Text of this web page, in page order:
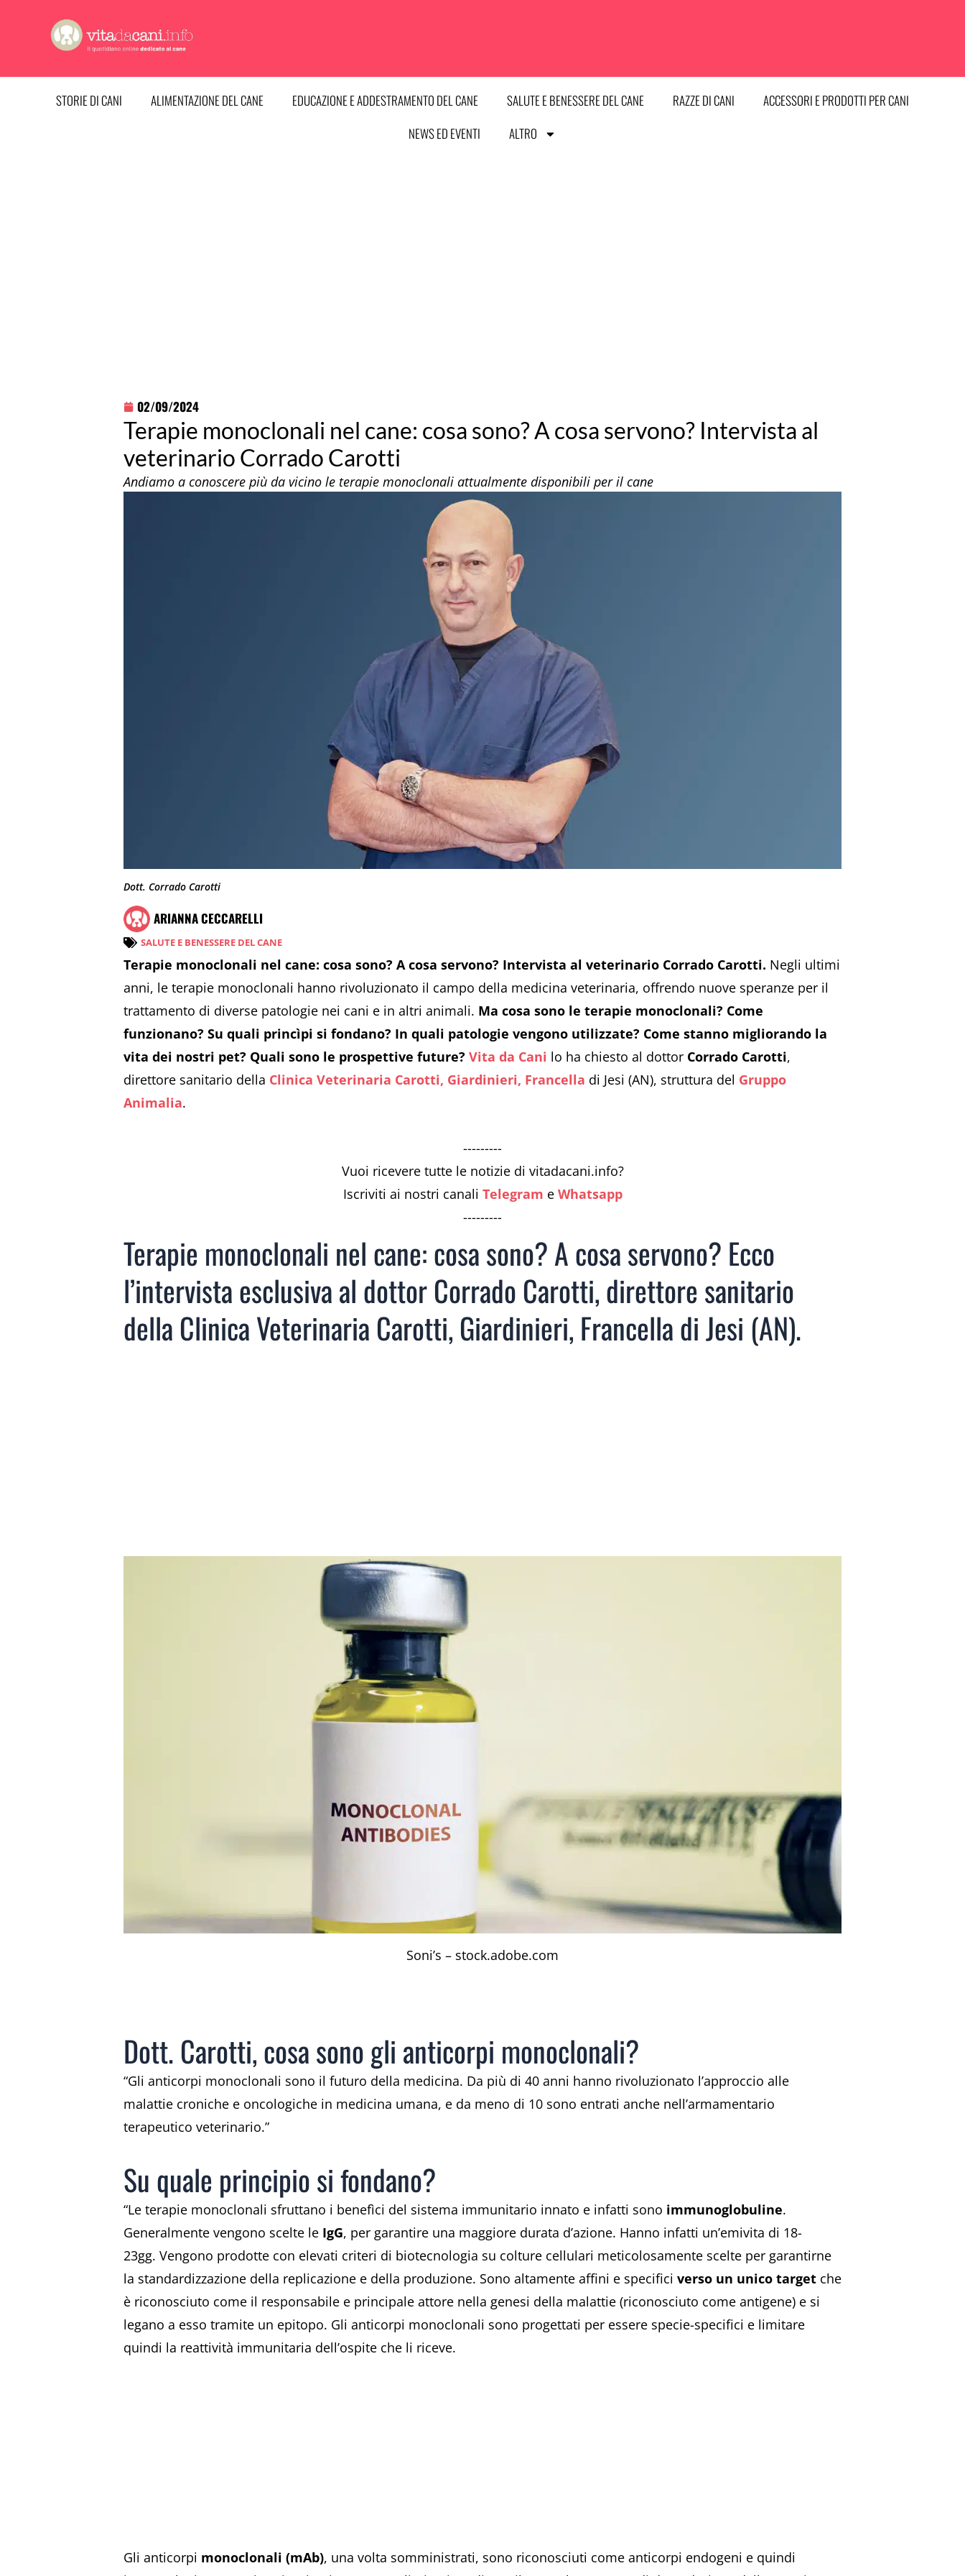
contenuto
STORIE DI CANI ALIMENTAZIONE DEL CANE EDUCAZIONE E ADDESTRAMENTO DEL CANE SALUTE E BENESSERE DEL CANE RAZZE DI CANI
ACCESSORI E PRODOTTI PER CANI
NEWS ED EVENTI
ALTRO
02/09/2024
Terapie monoclonali nel cane: cosa sono? A cosa servono? Intervista al
veterinario Corrado Carotti
Andiamo a conoscere più da vicino le terapie monoclonali attualmente disponibili per il cane
Dott. Corrado Carotti
ARIANNA CECCARELLI
SALUTE E BENESSERE DEL CANE
Terapie monoclonali nel cane: cosa sono? A cosa servono? Intervista al veterinario Corrado Carotti. Negli ultimi
anni, le terapie monoclonali hanno rivoluzionato il campo della medicina veterinaria, offrendo nuove speranze per il
trattamento di diverse patologie nei cani e in altri animali. Ma cosa sono le terapie monoclonali? Come
funzionano? Su quali princìpi si fondano? In quali patologie vengono utilizzate? Come stanno migliorando la
vita dei nostri pet? Quali sono le prospettive future? Vita da Cani lo ha chiesto al dottor Corrado Carotti,
direttore sanitario della Clinica Veterinaria Carotti, Giardinieri, Francella di Jesi (AN), struttura del Gruppo
Animalia.
---------
Vuoi ricevere tutte le notizie di vitadacani.info?
Iscriviti ai nostri canali Telegram e Whatsapp
---------
Terapie monoclonali nel cane: cosa sono? A cosa servono? Ecco
l’intervista esclusiva al dottor Corrado Carotti, direttore sanitario
della Clinica Veterinaria Carotti, Giardinieri, Francella di Jesi (AN).
Soni’s – stock.adobe.com
Dott. Carotti, cosa sono gli anticorpi monoclonali?
“Gli anticorpi monoclonali sono il futuro della medicina. Da più di 40 anni hanno rivoluzionato l’approccio alle
malattie croniche e oncologiche in medicina umana, e da meno di 10 sono entrati anche nell’armamentario
terapeutico veterinario.”
Su quale principio si fondano?
“Le terapie monoclonali sfruttano i benefìci del sistema immunitario innato e infatti sono immunoglobuline.
Generalmente vengono scelte le IgG, per garantire una maggiore durata d’azione. Hanno infatti un’emivita di 18-
23gg. Vengono prodotte con elevati criteri di biotecnologia su colture cellulari meticolosamente scelte per garantirne
la standardizzazione della replicazione e della produzione. Sono altamente affini e specifici verso un unico target che
è riconosciuto come il responsabile e principale attore nella genesi della malattie (riconosciuto come antigene) e si
legano a esso tramite un epitopo. Gli anticorpi monoclonali sono progettati per essere specie-specifici e limitare
quindi la reattività immunitaria dell’ospite che li riceve.
Gli anticorpi monoclonali (mAb), una volta somministrati, sono riconosciuti come anticorpi endogeni e quindi